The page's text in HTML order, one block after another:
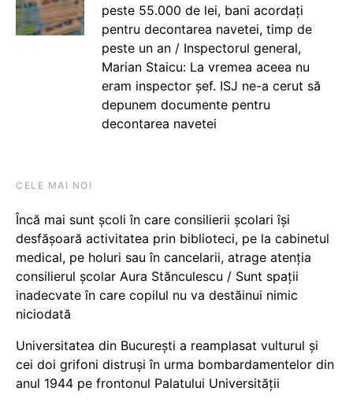
peste 55.000 de lei, bani acordați
pentru decontarea navetei, timp de
peste un an / Inspectorul general,
Marian Staicu: La vremea aceea nu
eram inspector șef. ISJ ne-a cerut să
depunem documente pentru
decontarea navetei
CELE MAI NOI
Încă mai sunt școli în care consilierii școlari își
desfășoară activitatea prin biblioteci, pe la cabinetul
medical, pe holuri sau în cancelarii, atrage atenția
consilierul școlar Aura Stănculescu / Sunt spații
inadecvate în care copilul nu va destăinui nimic
niciodată
Universitatea din București a reamplasat vulturul și
cei doi grifoni distruși în urma bombardamentelor din
anul 1944 pe frontonul Palatului Universității